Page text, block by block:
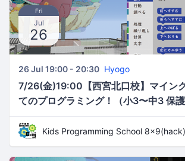
Fri
Jul
26
26 Jul 19:00 - 20:30 Hyogo
7/26(金)19:00【西宮北口校】マイン
てのプログラミング！（小3〜中3 保護